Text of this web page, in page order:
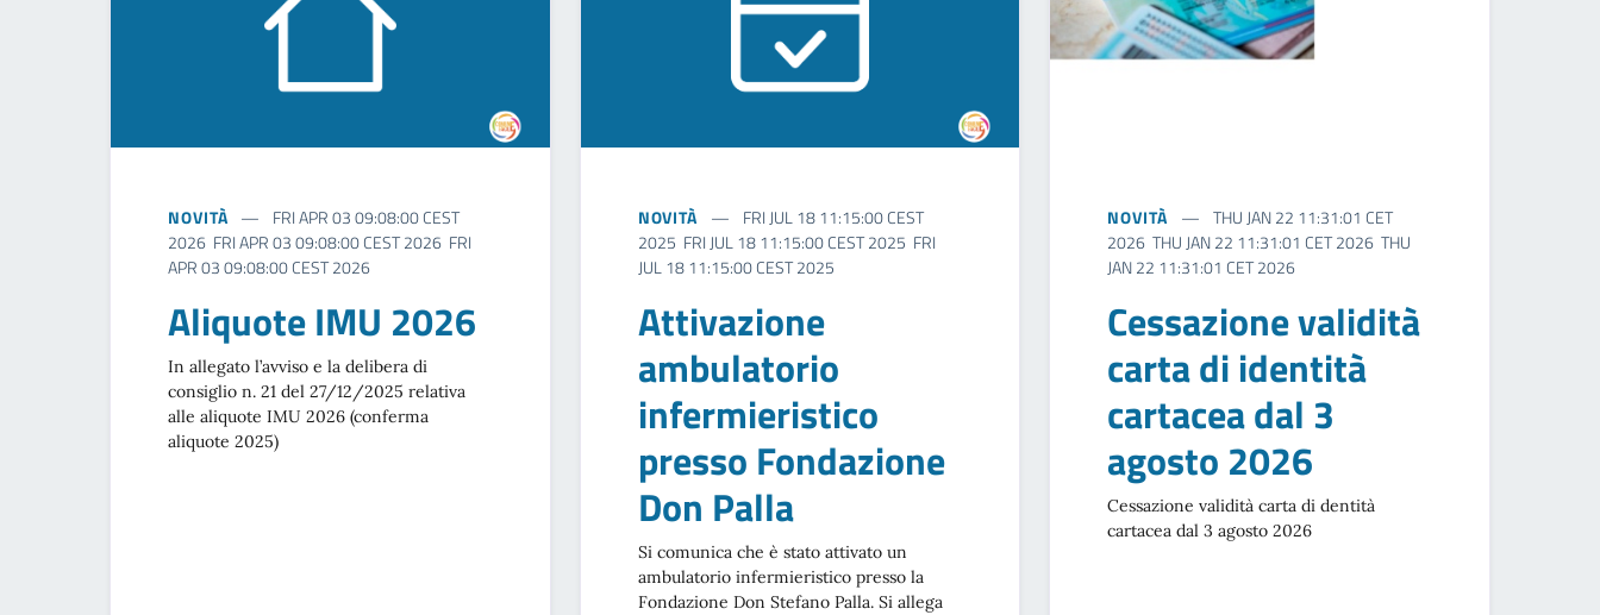
NOVITÀ
FRI APR 03 09:08:00 CEST
2026 FRI APR 03 09:08:00 CEST 2026 FRI
APR 03 09:08:00 CEST 2026
Aliquote IMU 2026
In allegato l’avviso e la delibera di
consiglio n. 21 del 27/12/2025 relativa
alle aliquote IMU 2026 (conferma
aliquote 2025)
NOVITÀ
FRI JUL 18 11:15:00 CEST
2025 FRI JUL 18 11:15:00 CEST 2025 FRI
JUL 18 11:15:00 CEST 2025
Attivazione
ambulatorio
infermieristico
presso Fondazione
Don Palla
Si comunica che è stato attivato un
ambulatorio infermieristico presso la
Fondazione Don Stefano Palla. Si allega
NOVITÀ
THU JAN 22 11:31:01 CET
2026 THU JAN 22 11:31:01 CET 2026 THU
JAN 22 11:31:01 CET 2026
Cessazione validità
carta di identità
cartacea dal 3
agosto 2026
Cessazione validità carta di dentità
cartacea dal 3 agosto 2026